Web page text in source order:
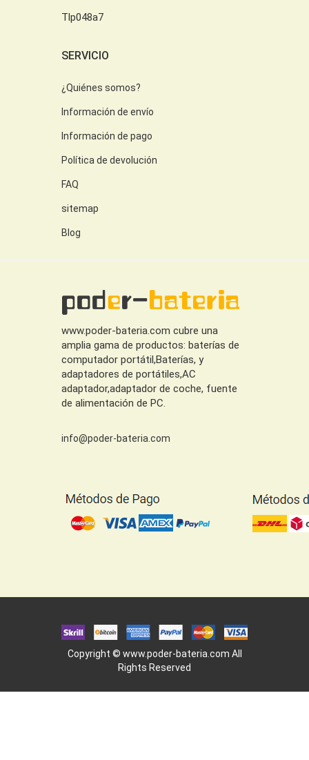
Tlp048a7
SERVICIO
¿Quiénes somos?
Información de envío
Información de pago
Política de devolución
FAQ
sitemap
Blog
www.poder-bateria.com cubre una
amplia gama de productos: baterías de
computador portátil,Baterías, y
adaptadores de portátiles,AC
adaptador,adaptador de coche, fuente
de alimentación de PC.
info@poder-bateria.com
Copyright © www.poder-bateria.com All
Rights Reserved